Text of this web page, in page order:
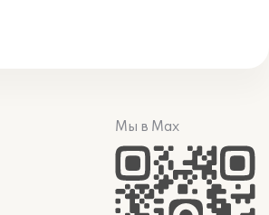
Мы в Max